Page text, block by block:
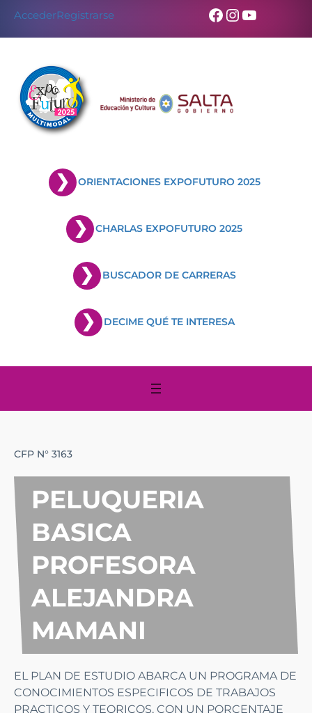
AccederRegistrarse Facebook
Instagram
YouTube
ORIENTACIONES EXPOFUTURO 2025
CHARLAS EXPOFUTURO 2025
BUSCADOR DE CARRERAS
DECIME QUÉ TE INTERESA
CFP N° 3163
PELUQUERIA
BASICA
PROFESORA
ALEJANDRA
MAMANI
EL PLAN DE ESTUDIO ABARCA UN PROGRAMA DE
CONOCIMIENTOS ESPECIFICOS DE TRABAJOS
PRACTICOS Y TEORICOS, CON UN PORCENTAJE